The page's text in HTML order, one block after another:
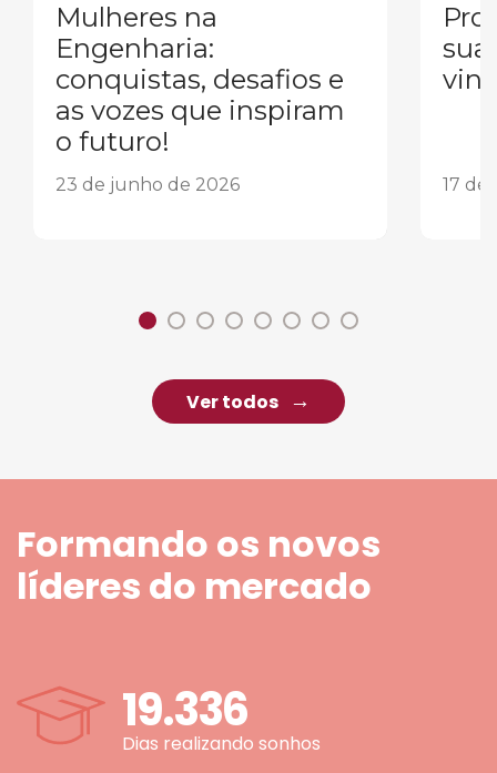
Mulheres na
Engenharia:
conquistas, desafios e
as vozes que inspiram
o futuro!
23 de junho de 2026
sua
17 de
Ver todos
Formando os novos
líderes do mercado
19.336
Dias realizando sonhos